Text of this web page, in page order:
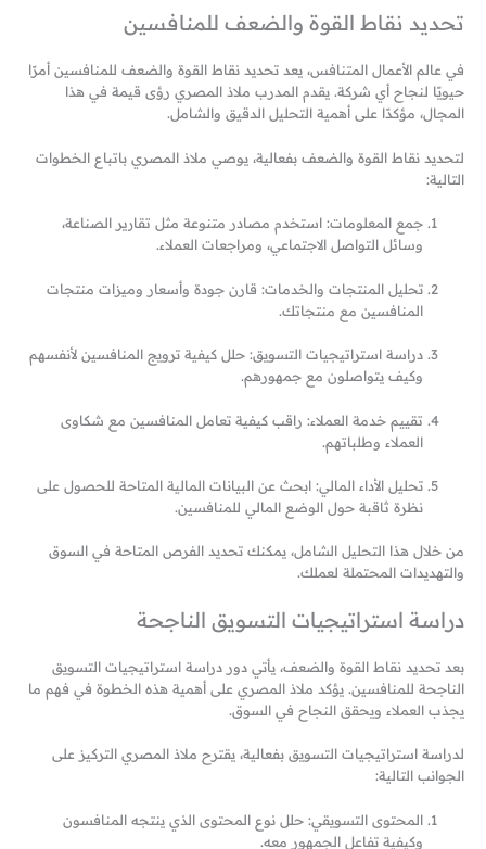
تحديد نقاط القوة والضعف للمنافسين
في عالم الأعمال المتنافس، يعد تحديد نقاط القوة والضعف للمنافسين أمرًا
حيويًا لنجاح أي شركة. يقدم المدرب ملاذ المصري رؤى قيمة في هذا
المجال، مؤكدًا على أهمية التحليل الدقيق والشامل.
لتحديد نقاط القوة والضعف بفعالية، يوصي ملاذ المصري باتباع الخطوات
التالية:
جمع المعلومات: استخدم مصادر متنوعة مثل تقارير الصناعة،
وسائل التواصل الاجتماعي، ومراجعات العملاء.
تحليل المنتجات والخدمات: قارن جودة وأسعار وميزات منتجات
المنافسين مع منتجاتك.
دراسة استراتيجيات التسويق: حلل كيفية ترويج المنافسين لأنفسهم
وكيف يتواصلون مع جمهورهم.
تقييم خدمة العملاء: راقب كيفية تعامل المنافسين مع شكاوى
العملاء وطلباتهم.
تحليل الأداء المالي: ابحث عن البيانات المالية المتاحة للحصول على
نظرة ثاقبة حول الوضع المالي للمنافسين.
من خلال هذا التحليل الشامل، يمكنك تحديد الفرص المتاحة في السوق
والتهديدات المحتملة لعملك.
دراسة استراتيجيات التسويق الناجحة
بعد تحديد نقاط القوة والضعف، يأتي دور دراسة استراتيجيات التسويق
الناجحة للمنافسين. يؤكد ملاذ المصري على أهمية هذه الخطوة في فهم ما
يجذب العملاء ويحقق النجاح في السوق.
لدراسة استراتيجيات التسويق بفعالية، يقترح ملاذ المصري التركيز على
الجوانب التالية:
المحتوى التسويقي: حلل نوع المحتوى الذي ينتجه المنافسون
وكيفية تفاعل الجمهور معه.